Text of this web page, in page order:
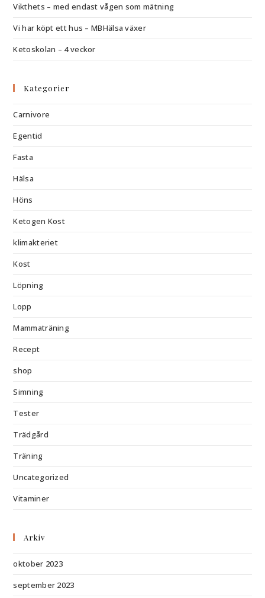
Vikthets – med endast vågen som mätning
Vi har köpt ett hus – MBHälsa växer
Ketoskolan – 4 veckor
Kategorier
Carnivore
Egentid
Fasta
Hälsa
Höns
Ketogen Kost
klimakteriet
Kost
Löpning
Lopp
Mammaträning
Recept
shop
Simning
Tester
Trädgård
Träning
Uncategorized
Vitaminer
Arkiv
oktober 2023
september 2023